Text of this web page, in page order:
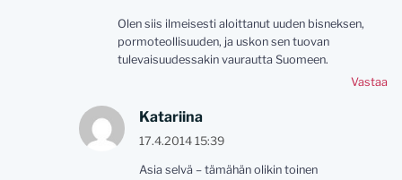
Olen siis ilmeisesti aloittanut uuden bisneksen,
pormoteollisuuden, ja uskon sen tuovan
tulevaisuudessakin vaurautta Suomeen.
Vastaa
Katariina
17.4.2014 15:39
Asia selvä – tämähän olikin toinen